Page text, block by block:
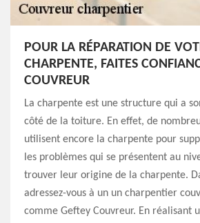
POUR LA RÉPARATION DE
CHARPENTE, FAITES
COUVREUR
La charpente est une structure qui a
côté de la toiture. En effet, de
utilisent encore la charpente pour
les problèmes qui se présentent au
trouver leur origine de la charpente.
adressez-vous à un un charpentier
comme Geftey Couvreur. En réalisant